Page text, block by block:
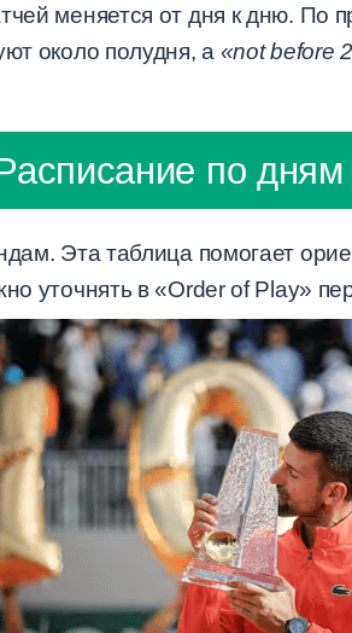
меняется от дня к дню.
около полудня, а «not before
по
Эта таблица помогает
уточнять в «Order of Play»